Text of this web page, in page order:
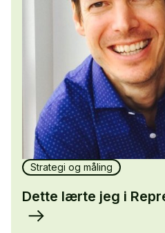
Strategi og måling
Dette lærte jeg i